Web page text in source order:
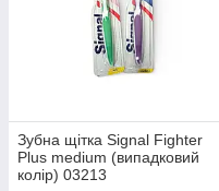
Роздрібний та
Відправка в день
Можлива оплата
Перейти до
Зубна щітка Signal Fighter
Plus medium (випадковий
колір) 03213